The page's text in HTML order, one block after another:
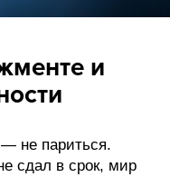
и
не париться.
сдал в срок, мир